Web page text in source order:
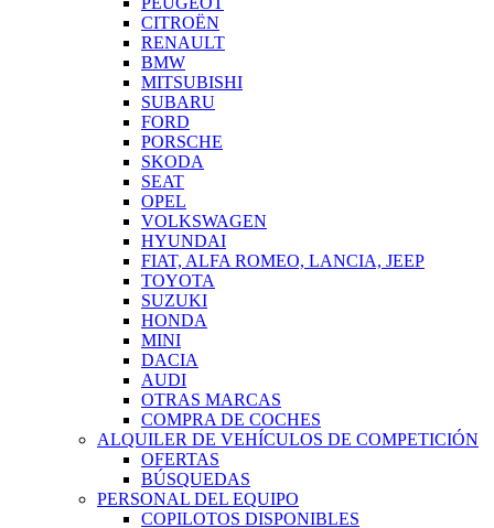
CITROËN
RENAULT
BMW
MITSUBISHI
SUBARU
FORD
PORSCHE
SKODA
SEAT
OPEL
VOLKSWAGEN
HYUNDAI
FIAT, ALFA ROMEO, LANCIA, JEEP
TOYOTA
SUZUKI
HONDA
MINI
DACIA
AUDI
OTRAS MARCAS
COMPRA DE COCHES
ALQUILER DE VEHÍCULOS DE COMPETICIÓN
OFERTAS
BÚSQUEDAS
PERSONAL DEL EQUIPO
COPILOTOS DISPONIBLES